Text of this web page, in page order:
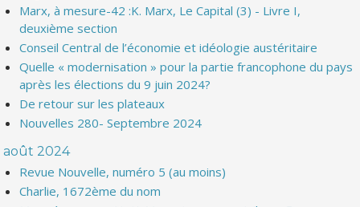
Marx, à mesure-42 :K. Marx, Le Capital (3) - Livre I,
deuxième section
Conseil Central de l’économie et idéologie austéritaire
Quelle « modernisation » pour la partie francophone du pays
après les élections du 9 juin 2024?
De retour sur les plateaux
Nouvelles 280- Septembre 2024
août 2024
Revue Nouvelle, numéro 5 (au moins)
Charlie, 1672ème du nom